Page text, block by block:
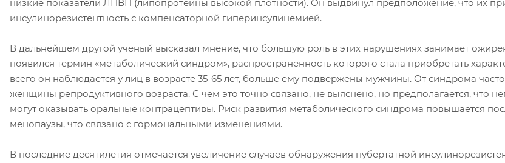
низкие показатели ЛПВП (липопротеины высокой плотности). Он выдвинул предположение, что их
инсулинорезистентность с компенсаторной гиперинсулинемией.
В дальнейшем другой ученый высказал мнение, что большую роль в этих нарушениях занимает
появился термин «метаболический синдром», распространенность которого стала приобретать
всего он наблюдается у лиц в возрасте 35-65 лет, больше ему подвержены мужчины. От синдрома часто
женщины репродуктивного возраста. С чем это точно связано, не выяснено, но предполагается, что
могут оказывать оральные контрацептивы. Риск развития метаболического синдрома повышается
менопаузы, что связано с гормональными изменениями.
В последние десятилетия отмечается увеличение случаев обнаружения пубертатной